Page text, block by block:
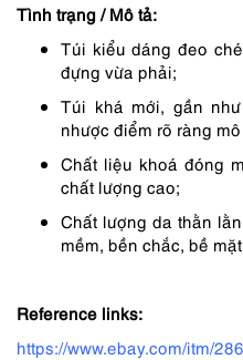
Tình trạng / Mô tả:
Túi kiểu dáng đeo
đựng vừa phải;
Túi khá mới, gần
nhược điểm rõ ràng mô
Chất liệu khoá đóng
chất lượng cao;
Chất lượng da thằn
mềm, bền chắc, bề
Reference links:
https://www.ebay.com/itm/